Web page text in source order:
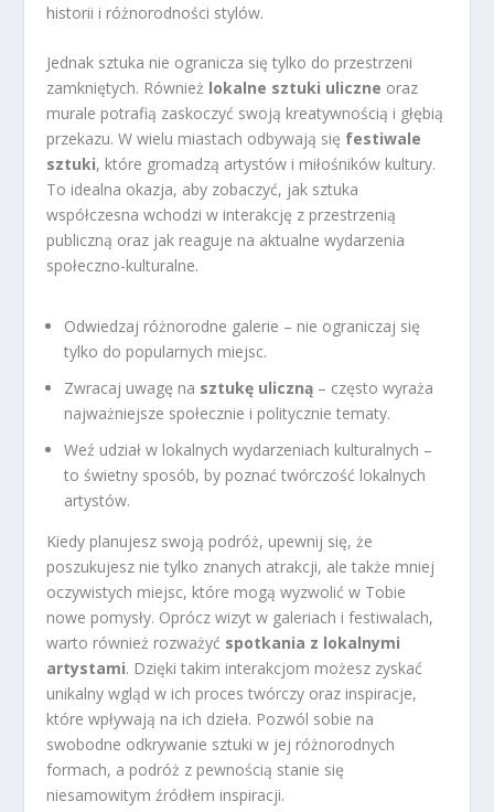
historii i różnorodności stylów.
Jednak sztuka nie ogranicza się tylko do przestrzeni
zamkniętych. Również lokalne sztuki uliczne oraz
murale potrafią zaskoczyć swoją kreatywnością i głębią
przekazu. W wielu miastach odbywają się festiwale
sztuki, które gromadzą artystów i miłośników kultury.
To idealna okazja, aby zobaczyć, jak sztuka
współczesna wchodzi w interakcję z przestrzenią
publiczną oraz jak reaguje na aktualne wydarzenia
społeczno-kulturalne.
Odwiedzaj różnorodne galerie – nie ograniczaj się
tylko do popularnych miejsc.
Zwracaj uwagę na sztukę uliczną – często wyraża
najważniejsze społecznie i politycznie tematy.
Weź udział w lokalnych wydarzeniach kulturalnych –
to świetny sposób, by poznać twórczość lokalnych
artystów.
Kiedy planujesz swoją podróż, upewnij się, że
poszukujesz nie tylko znanych atrakcji, ale także mniej
oczywistych miejsc, które mogą wyzwolić w Tobie
nowe pomysły. Oprócz wizyt w galeriach i festiwalach,
warto również rozważyć spotkania z lokalnymi
artystami. Dzięki takim interakcjom możesz zyskać
unikalny wgląd w ich proces twórczy oraz inspiracje,
które wpływają na ich dzieła. Pozwól sobie na
swobodne odkrywanie sztuki w jej różnorodnych
formach, a podróż z pewnością stanie się
niesamowitym źródłem inspiracji.